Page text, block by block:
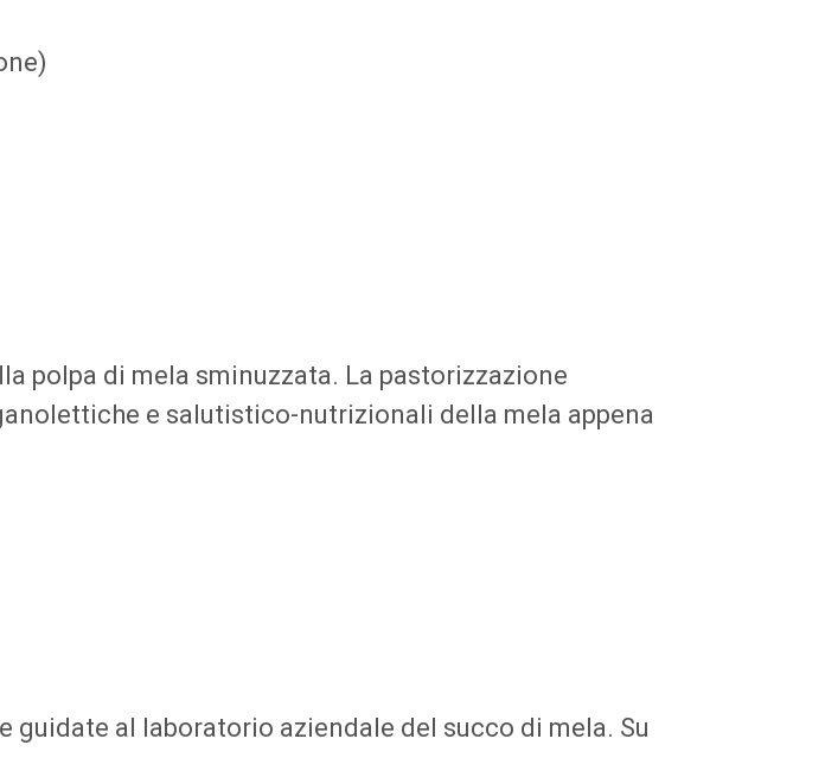
polpa di mela sminuzzata. La pastorizzazione
e salutistico-nutrizionali della mela appena
guidate al laboratorio aziendale del succo di mela. Su